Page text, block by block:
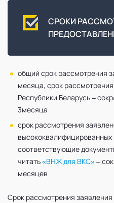
СРОКИ
общий срок рассмотрения
месяца, срок
Республики Беларусь –
3месяца
срок рассмотрения
соответствующие
читать«ВНЖ для ВКС»–
месяцев
Срок рассмотрения